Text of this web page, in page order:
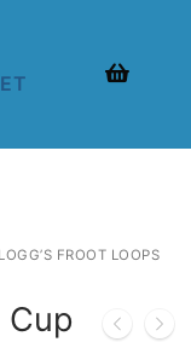
FROOT LOOPS
Cup